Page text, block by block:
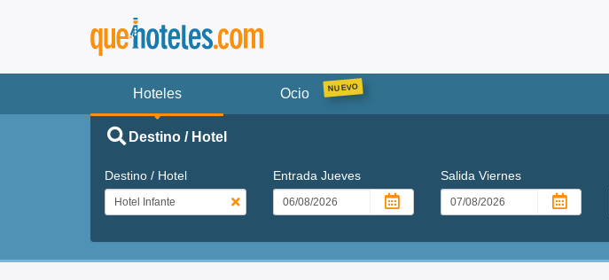
Hoteles Ocio
Destino / Hotel
Destino / Hotel Entrada Jueves SalidaViernes